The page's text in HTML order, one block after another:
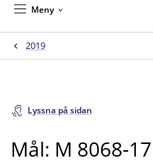
Meny
2019
Lyssna på sidan
Mål: M 8068-17